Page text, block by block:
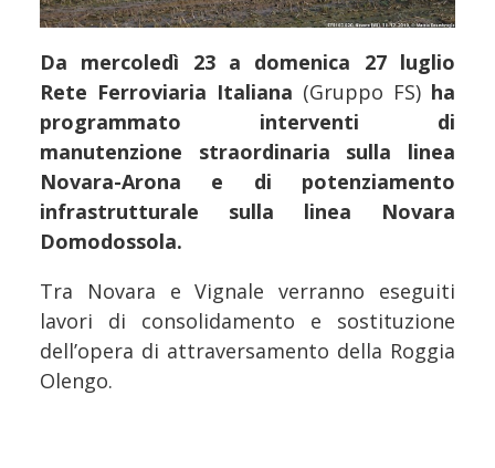
Da mercoledì 23 a domenica 27 luglio
Rete Ferroviaria Italiana (Gruppo FS) ha
programmato interventi di
manutenzione straordinaria sulla linea
Novara-Arona e di potenziamento
infrastrutturale sulla linea Novara
Domodossola.
Tra Novara e Vignale verranno eseguiti
lavori di consolidamento e sostituzione
dell’opera di attraversamento della Roggia
Olengo.